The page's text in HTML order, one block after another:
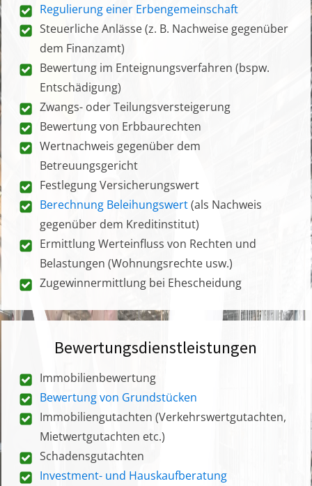
Regulierung einer Erbengemeinschaft
Steuerliche Anlässe (z. B. Nachweise gegenüber
dem Finanzamt)
Bewertung im Enteignungsverfahren (bspw.
Entschädigung)
Zwangs- oder Teilungsversteigerung
Bewertung von Erbbaurechten
Wertnachweis gegenüber dem
Betreuungsgericht
Festlegung Versicherungswert
Berechnung Beleihungswert(als Nachweis
gegenüber dem Kreditinstitut)
Ermittlung Werteinfluss von Rechten und
Belastungen (Wohnungsrechte usw.)
Zugewinnermittlung bei Ehescheidung
Bewertungsdienstleistungen
Immobilienbewertung
Bewertung von Grundstücken
Immobiliengutachten (Verkehrswertgutachten,
Mietwertgutachten etc.)
Schadensgutachten
Investment- und Hauskaufberatung